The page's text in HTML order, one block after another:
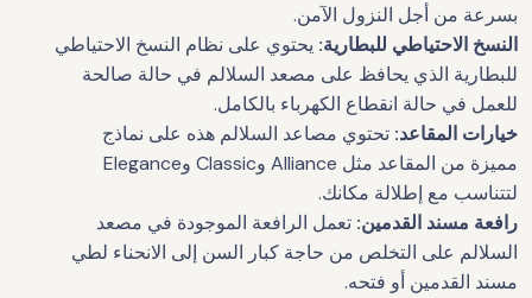
بسرعة من أجل النزول الآمن.
النسخ الاحتياطي للبطارية: يحتوي على نظام النسخ الاحتياطي
للبطارية الذي يحافظ على مصعد السلالم في حالة صالحة
للعمل في حالة انقطاع الكهرباء بالكامل.
خيارات المقاعد: تحتوي مصاعد السلالم هذه على نماذج
مميزة من المقاعد مثل Alliance وClassic وElegance
لتتناسب مع إطلالة مكانك.
رافعة مسند القدمين: تعمل الرافعة الموجودة في مصعد
السلالم على التخلص من حاجة كبار السن إلى الانحناء لطي
مسند القدمين أو فتحه.